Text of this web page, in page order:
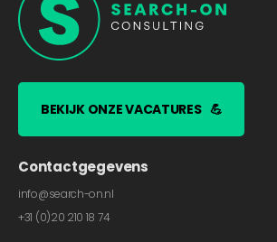
BEKIJK ONZE VACATURES 💪
Contactgegevens
info@search-on.nl
+31 (0)20 210 18 74